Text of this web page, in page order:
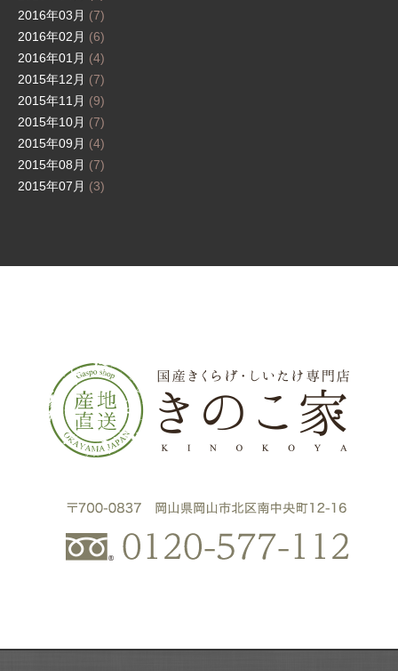
2016年03月 (7)
2016年02月 (6)
2016年01月 (4)
2015年12月 (7)
2015年11月 (9)
2015年10月 (7)
2015年09月 (4)
2015年08月 (7)
2015年07月 (3)